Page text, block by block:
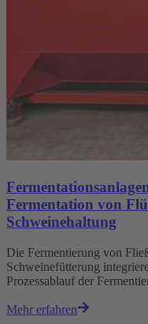
Fermentation von
Schweinehaltung
Die Fermentierung von
Schweinefütterung
Prozessablauf der
Mehr erfahren